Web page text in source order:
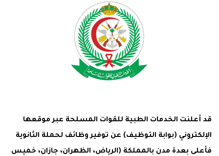
قد أعلنت الخدمات الطبية للقوات المسلحة عبر موقعها
الإلكتروني (بوابة التوظيف) عن توفير وظائف لحملة الثانوية
فأعلى بعدة مدن بالمملكة (الرياض، الظهران، جازان، خميس